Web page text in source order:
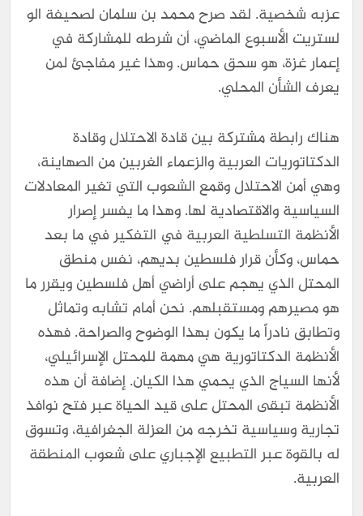
عزبه شخصية. لقد صرح محمد بن سلمان لصحيفة الو
لستريت الأسبوع الماضي، أن شرطه للمشاركة في
إعمار غزة، هو سحق حماس. وهذا غير مفاجئ لمن
يعرف الشأن المحلي.
هناك رابطة مشتركة بين قادة الاحتلال وقادة
الدكتاتوريات العربية والزعماء الغربين من الصهاينة،
وهي أمن الاحتلال وقمع الشعوب التي تغير المعادلات
السياسية والاقتصادية لها. وهذا ما يفسر إصرار
الأنظمة التسلطية العربية في التفكير في ما بعد
حماس، وكأن قرار فلسطين بديهم، نفس منطق
المحتل الذي يهجم على أراضي أهل فلسطين ويقرر ما
هو مصيرهم ومستقبلهم. نحن أمام تشابه وتماثل
وتطابق نادراً ما يكون بهذا الوضوح والصراحة. فهذه
الأنظمة الدكتاتورية هي مهمة للمحتل الإسرائيلي،
لأنها السياج الذي يحمي هذا الكيان. إضافة أن هذه
الأنظمة تبقى المحتل على قيد الحياة عبر فتح نوافذ
تجارية وسياسية تخرجه من العزلة الجغرافية، وتسوق
له بالقوة عبر التطبيع الإجباري على شعوب المنطقة
العربية.